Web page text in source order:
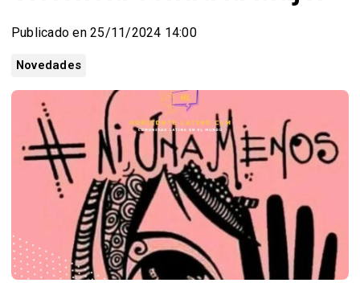
Publicado en 25/11/2024 14:00
Novedades